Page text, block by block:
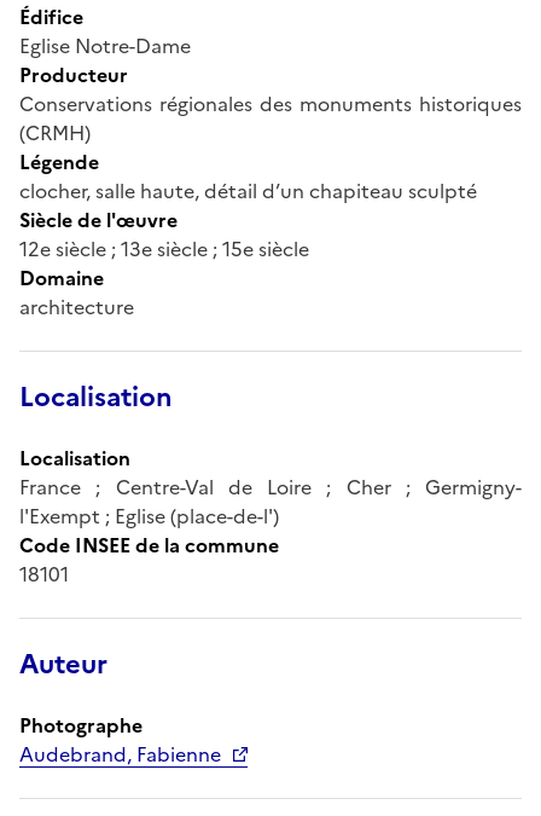
Édifice
Eglise Notre-Dame
Producteur
Conservations régionales des monuments historiques
(CRMH)
Légende
clocher, salle haute, détail d’un chapiteau sculpté
Siècle de l'œuvre
12e siècle ; 13e siècle ; 15e siècle
Domaine
architecture
Localisation
Localisation
France ; Centre-Val de Loire ; Cher ; Germigny-
l'Exempt ; Eglise (place-de-l')
Code INSEE de la commune
18101
Auteur
Photographe
Audebrand, Fabienne